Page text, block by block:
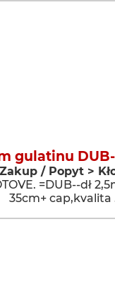
gulatinu
Zakup / Popyt >
=DUB--dł
35cm+ cap,kvalita